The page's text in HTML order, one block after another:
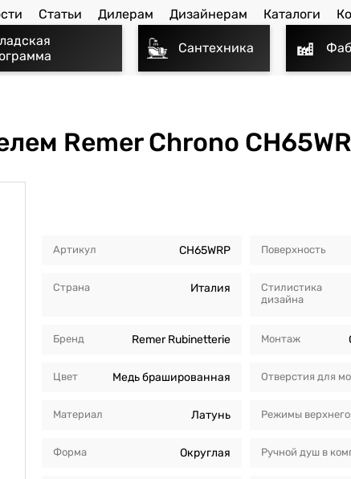
Статьи Дилерам Дизайнерам Каталоги
Сантехника
Remer Chrono
Артикул CH65WRP
Страна Италия
Бренд Remer Rubinetterie
Цвет Медь брашированная
Материал Латунь
Форма Округлая
Поверхность
Стилистика
дизайна
Монтаж
Отверстия для
Режимы
Ручной душ в